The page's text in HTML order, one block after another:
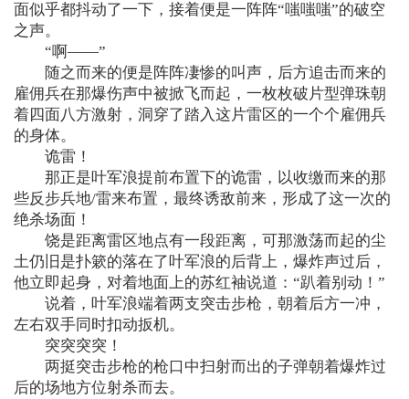
面似乎都抖动了一下，接着便是一阵阵“嗤嗤嗤”的破空
之声。
“啊——”
随之而来的便是阵阵凄惨的叫声，后方追击而来的
雇佣兵在那爆伤声中被掀飞而起，一枚枚破片型弹珠朝
着四面八方激射，洞穿了踏入这片雷区的一个个雇佣兵
的身体。
诡雷！
那正是叶军浪提前布置下的诡雷，以收缴而来的那
些反步兵地/雷来布置，最终诱敌前来，形成了这一次的
绝杀场面！
饶是距离雷区地点有一段距离，可那激荡而起的尘
土仍旧是扑簌的落在了叶军浪的后背上，爆炸声过后，
他立即起身，对着地面上的苏红袖说道：“趴着别动！”
说着，叶军浪端着两支突击步枪，朝着后方一冲，
左右双手同时扣动扳机。
突突突突！
两挺突击步枪的枪口中扫射而出的子弹朝着爆炸过
后的场地方位射杀而去。